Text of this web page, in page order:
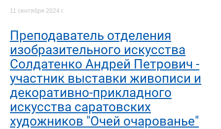
11 сентября 2024 г.
Преподаватель отделения
изобразительного искусства
Солдатенко Андрей Петрович -
участник выставки живописи и
декоративно-прикладного
искусства саратовских
художников "Очей очарованье"